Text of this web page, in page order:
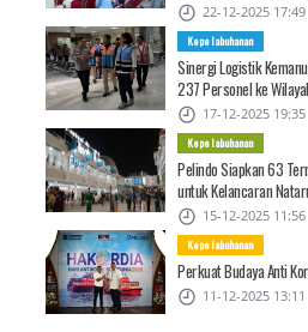
22-12-2025 17:49
Kepelabuhanan
Sinergi Logistik
237 Personel ke
17-12-2025 19:35
Kepelabuhanan
Pelindo Siapkan 63
untuk Kelancaran
15-12-2025 11:56
Kepelabuhanan
Perkuat Budaya Anti
11-12-2025 13:11